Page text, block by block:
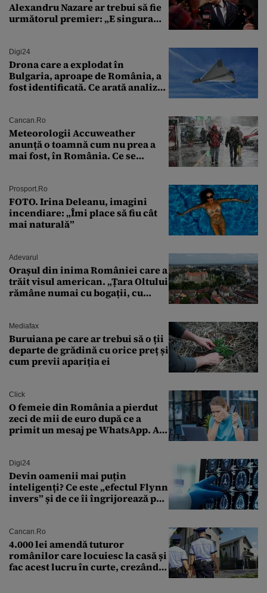
Alexandru Nazare ar trebui să fie
următorul premier: „E singura
Digi24
Drona care a explodat în
Bulgaria, aproape de România, a
fost identificată. Ce arată analiza
Cancan.ro
Meteorologii Accuweather
anunță o toamnă cum nu prea a
mai fost, în România. Ce se
București. Pe ce dată ninge
Prosport.ro
FOTO. Irina Deleanu, imagini
incendiare: „Îmi place să fiu cât
mai naturală”
Adevarul
Orașul din inima României care a
trăit visul american. „Țara Oltului
rămâne numai cu bogații, cu
Mediafax
Buruiana pe care ar trebui să o ții
departe de grădină cu orice preț și
cum previi apariția ei
Click
O femeie din România a pierdut
zeci de mii de euro după ce a
primit un mesaj pe WhatsApp. A
Digi24
Devin oamenii mai puțin
inteligenți? Ce este „efectul Flynn
invers” și de ce îi îngrijorează pe
Cancan.ro
4.000 lei amendă tuturor
românilor care locuiesc la casă și
fac acest lucru în curte, crezând